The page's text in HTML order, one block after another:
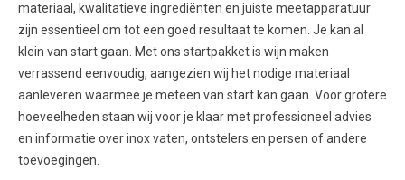
materiaal, kwalitatieve ingrediënten en juiste meetapparatuur
zijn essentieel om tot een goed resultaat te komen. Je kan al
klein van start gaan. Met ons startpakket is wijn maken
verrassend eenvoudig, aangezien wij het nodige materiaal
aanleveren waarmee je meteen van start kan gaan. Voor grotere
hoeveelheden staan wij voor je klaar met professioneel advies
en informatie over inox vaten, ontstelers en persen of andere
toevoegingen.